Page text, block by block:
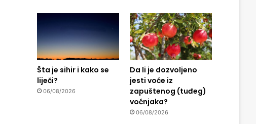
Šta je sihir i kako se
liječi?
06/08/2026
Da li je dozvoljeno
jesti voće iz
zapuštenog (tuđeg)
voćnjaka?
06/08/2026